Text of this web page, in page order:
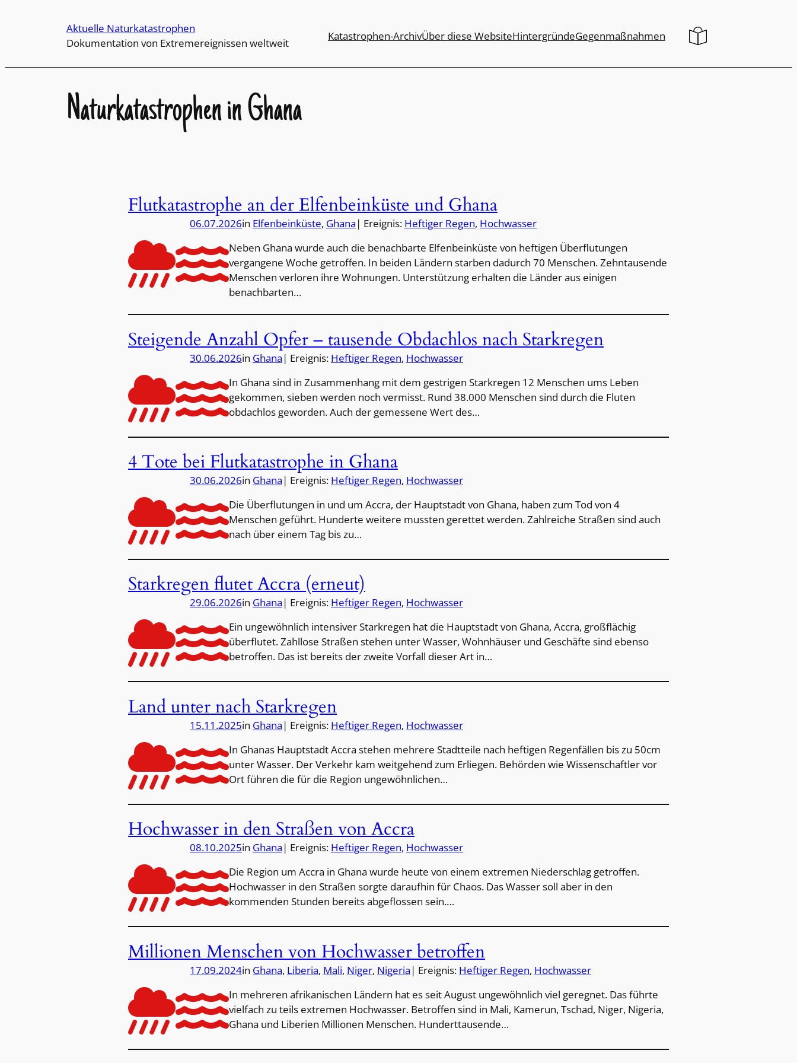
Aktuelle Naturkatastrophen
Dokumentation von Extremereignissen weltweit
Katastrophen-ArchivÜber diese WebsiteHintergründeGegenmaßnahmen
Naturkatastrophen in Ghana
Flutkatastrophe an der Elfenbeinküste und Ghana
06.07.2026in Elfenbeinküste, Ghana | Ereignis: Heftiger Regen, Hochwasser
Neben Ghana wurde auch die benachbarte Elfenbeinküste von heftigen Überflutungen
vergangene Woche getroffen. In beiden Ländern starben dadurch 70 Menschen. Zehntausende
Menschen verloren ihre Wohnungen. Unterstützung erhalten die Länder aus einigen
benachbarten…
Steigende Anzahl Opfer – tausende Obdachlos nach Starkregen
30.06.2026in Ghana | Ereignis: Heftiger Regen, Hochwasser
In Ghana sind in Zusammenhang mit dem gestrigen Starkregen 12 Menschen ums Leben
gekommen, sieben werden noch vermisst. Rund 38.000 Menschen sind durch die Fluten
obdachlos geworden. Auch der gemessene Wert des…
4 Tote bei Flutkatastrophe in Ghana
30.06.2026in Ghana | Ereignis: Heftiger Regen, Hochwasser
Die Überflutungen in und um Accra, der Hauptstadt von Ghana, haben zum Tod von 4
Menschen geführt. Hunderte weitere mussten gerettet werden. Zahlreiche Straßen sind auch
nach über einem Tag bis zu…
Starkregen flutet Accra (erneut)
29.06.2026in Ghana | Ereignis: Heftiger Regen, Hochwasser
Ein ungewöhnlich intensiver Starkregen hat die Hauptstadt von Ghana, Accra, großflächig
überflutet. Zahllose Straßen stehen unter Wasser, Wohnhäuser und Geschäfte sind ebenso
betroffen. Das ist bereits der zweite Vorfall dieser Art in…
Land unter nach Starkregen
15.11.2025in Ghana | Ereignis: Heftiger Regen, Hochwasser
In Ghanas Hauptstadt Accra stehen mehrere Stadtteile nach heftigen Regenfällen bis zu 50cm
unter Wasser. Der Verkehr kam weitgehend zum Erliegen. Behörden wie Wissenschaftler vor
Ort führen die für die Region ungewöhnlichen…
Hochwasser in den Straßen von Accra
08.10.2025in Ghana | Ereignis: Heftiger Regen, Hochwasser
Die Region um Accra in Ghana wurde heute von einem extremen Niederschlag getroffen.
Hochwasser in den Straßen sorgte daraufhin für Chaos. Das Wasser soll aber in den
kommenden Stunden bereits abgeflossen sein.…
Millionen Menschen von Hochwasser betroffen
17.09.2024in Ghana, Liberia, Mali, Niger, Nigeria | Ereignis: Heftiger Regen, Hochwasser
In mehreren afrikanischen Ländern hat es seit August ungewöhnlich viel geregnet. Das führte
vielfach zu teils extremen Hochwasser. Betroffen sind in Mali, Kamerun, Tschad, Niger, Nigeria,
Ghana und Liberien Millionen Menschen. Hunderttausende…